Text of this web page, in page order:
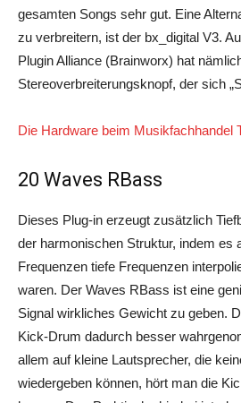
gesamten Songs sehr gut. Eine
zu verbreitern, ist der bx_digital V3.
Plugin Alliance (Brainworx) hat
Stereoverbreiterungsknopf, der sich
Die Hardware beim Musikfachhandel
20 Waves RBass
Dieses Plug-in erzeugt zusätzlich
der harmonischen Struktur, indem es
Frequenzen tiefe Frequenzen
waren. Der Waves RBass ist eine
Signal wirkliches Gewicht zu geben.
Kick-Drum dadurch besser
allem auf kleine Lautsprecher, die
wiedergeben können, hört man die